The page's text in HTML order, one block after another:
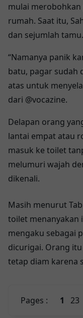
mulai
rumah. Saat itu,
dan sejumlah tamu.
“Namanya panik
batu, pagar sudah
atas untuk
dari @vocazine.
Delapan orang
lantai empat atau
masuk ke toilet
melumuri wajah
dikenali.
Masih menurut
toilet menanyakan
mengaku sebagai
dicurigai. Orang
tetap diam karena
Pages : 1 23